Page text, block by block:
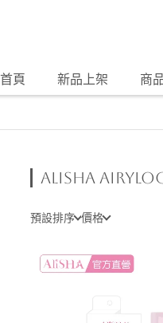
首頁 新品上架 商
AliSHA
預設排序 價格